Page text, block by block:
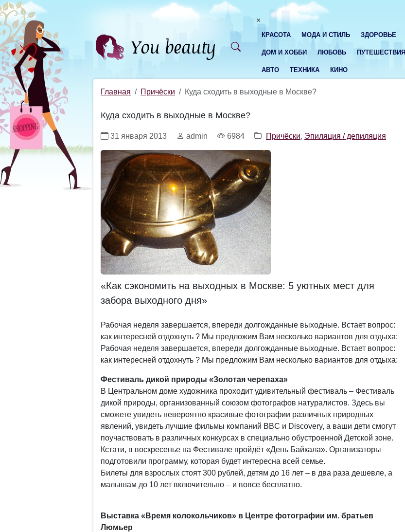
×
КРАСОТА МОДА И СТИЛЬ ЗДОРОВЬЕ
ДОМ И ХОББИ ЛЮБОВЬ ПУТЕШЕСТВИЯ
АВТО ТЕХНИКА КИНО
Главная Причёски Куда сходить в выходные в Москве?
Куда сходить в выходные в Москве?
31 января 2013 admin 6984 Причёски, Эпиляция / депиляция
«Как сэкономить на выходных в Москве: 5 уютных мест для
забора выходного дня»
Рабочая неделя завершается, впереди долгожданные выходные. Встает вопрос:
как интересней отдохнуть ? Мы предложим Вам несколько вариантов для отдыха:
Рабочая неделя завершается, впереди долгожданные выходные. Встает вопрос:
как интересней отдохнуть ? Мы предложим Вам несколько вариантов для отдыха:
Фестиваль дикой природы «Золотая черепаха»
В Центральном доме художника проходит удивительный фестиваль – Фестиваль
дикой природы, организованный союзом фотографов натуралистов. Здесь вы
сможете увидеть невероятно красивые фотографии различных природных
явлений, увидеть лучшие фильмы компаний BBC и Discovery, а ваши дети смогут
поучаствовать в различных конкурсах в специально обустроенной Детской зоне.
Кстати, в воскресенье на Фестивале пройдёт «День Байкала». Организаторы
подготовили программу, которая будет интересна всей семье.
Билеты для взрослых стоят 300 рублей, детям до 16 лет – в два раза дешевле, а
малышам до 10 лет включительно – и вовсе бесплатно.
Выставка «Время колокольчиков» в Центре фотографии им. братьев
Люмьер